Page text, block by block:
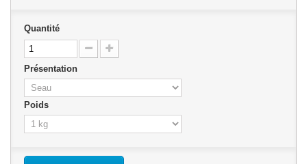
Quantité
Présentation
Poids